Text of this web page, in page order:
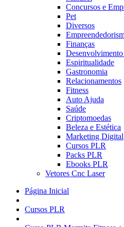
Concursos e
Pet
Diversos
Finanças
Desenvolvimento
Espiritualidade
Gastronomia
Relacionamentos
Fitness
Auto Ajuda
Saúde
Criptomoedas
Beleza e Estética
Marketing Digital
Cursos PLR
Packs PLR
Ebooks PLR
Vetores Cnc Laser
Página Inicial
Cursos PLR